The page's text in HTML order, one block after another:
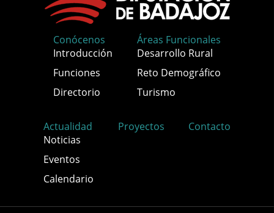
Conócenos
Introducción
Funciones
Directorio
Áreas Funcionales
Desarrollo Rural
Reto Demográfico
Turismo
Actualidad
Noticias
Eventos
Calendario
Proyectos Contacto